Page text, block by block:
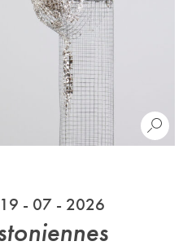
- 07 - 2026